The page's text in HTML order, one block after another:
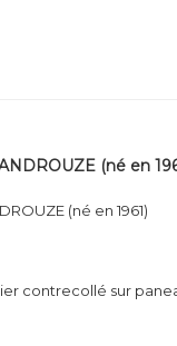
(né en
(né en 1961)
contrecollé sur